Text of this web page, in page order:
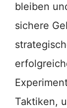
bleiben
sichere
Taktiken,